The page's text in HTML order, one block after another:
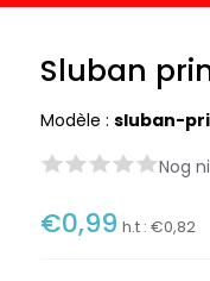
Sluban
Modèle :sluban-
Nog
€0,99 h.t :€0,82